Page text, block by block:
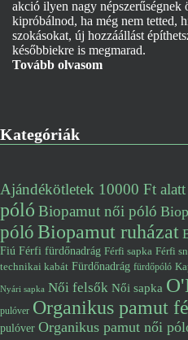
akció ilyen nagy népszerűségnek
kipróbálnod, ha még nem tetted,
szokásokat, új hozzáállást
későbbiekre is megmarad.
Tovább olvasom
Kategóriák
Ajándékötletek 10000 Ft alatt
póló Biopamut női póló
pólóBiopamut ruházat
Fiú Férfi fürdőnadrág Férfi sapka Férfi
technikai kabát Fürdőnadrág fürdőpóló
Nyári sapka Női felsők Női sapka
pulóver Organikus pamut
pulóver Organikus pamut női